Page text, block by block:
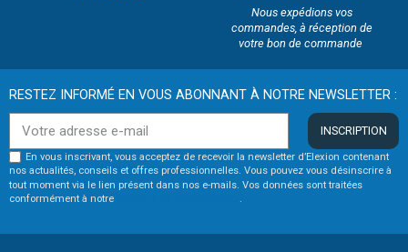
Nous expédions vos
commandes, à réception de
votre bon de commande
RESTEZ INFORMÉ EN VOUS ABONNANT À NOTRE NEWSLETTER :
INSCRIPTION
En vous inscrivant, vous acceptez de recevoir la newsletter d’Elexion contenant
nos actualités, conseils et offres professionnelles. Vous pouvez vous désinscrire à
tout moment via le lien présent dans nos e-mails. Vos données sont traitées
conformément à notre
.